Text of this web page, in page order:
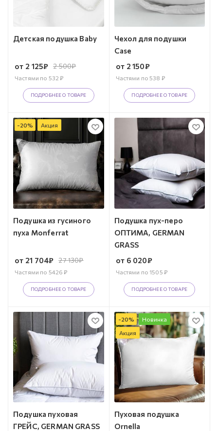
Детская подушка Baby
от 2 125₽ 2 500₽
Частями по 532 ₽
ПОДРОБНЕЕ О ТОВАРЕ
Чехол для подушки
Case
от 2 150₽
Частями по 538 ₽
ПОДРОБНЕЕ О ТОВАРЕ
-20% Акция
Подушка из гусиного
пуха Monferrat
от 21 704₽ 27 130₽
Частями по 5426 ₽
ПОДРОБНЕЕ О ТОВАРЕ
Подушка пух-перо
ОПТИМА, GERMAN
GRASS
от 6 020₽
Частями по1505 ₽
ПОДРОБНЕЕ О ТОВАРЕ
Подушка пуховая
ГРЕЙС, GERMAN GRASS
-20%
Новинка
Акция
Пуховая подушка
Ornella